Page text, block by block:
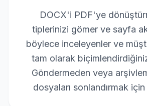
DOCX'i PDF'ye
tiplerinizi gömer ve sayfa
böylece inceleyenler ve
tam olarak
Göndermeden veya
dosyaları sonlandırmak için